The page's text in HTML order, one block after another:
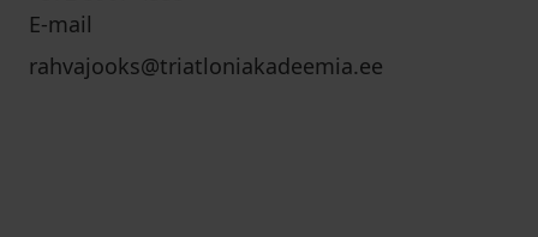
E-mail
rahvajooks@triatloniakadeemia.ee